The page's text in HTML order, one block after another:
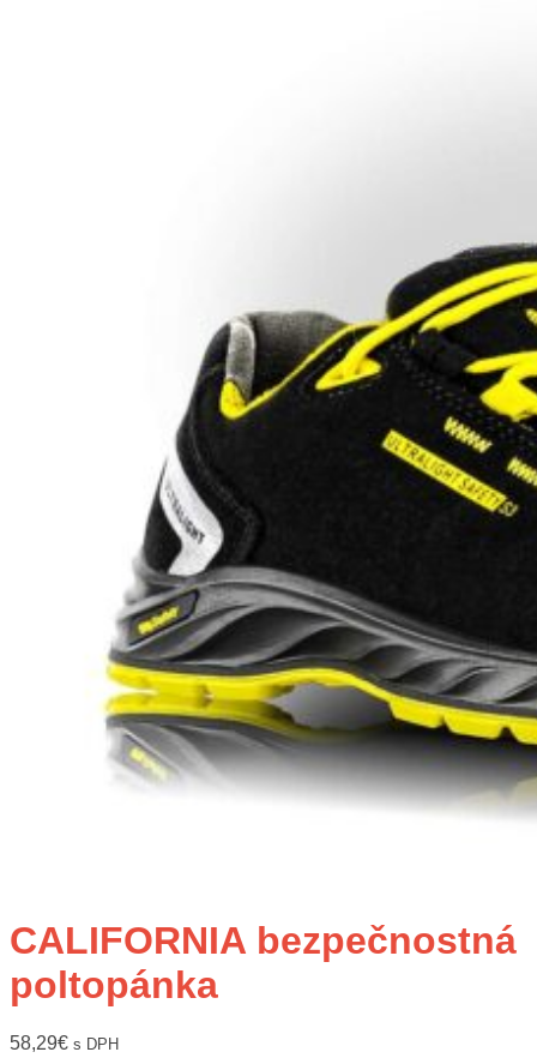
CALIFORNIA bezpečnostná
poltopánka
58,29€ s DPH